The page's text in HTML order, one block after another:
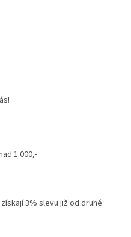
1.000,-
3% slevu již od druhé